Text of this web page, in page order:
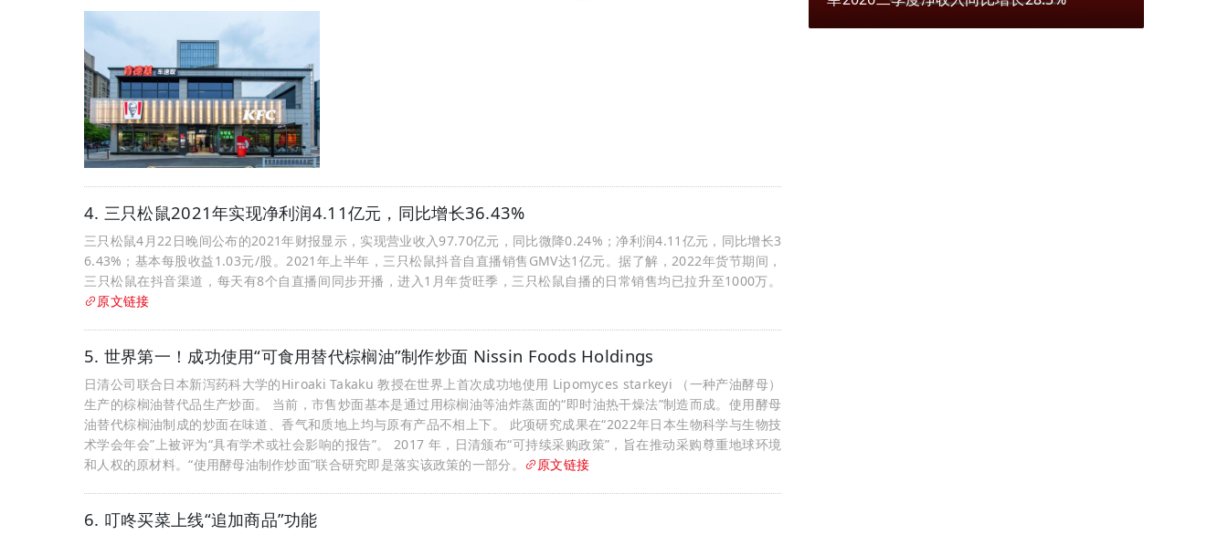
4. 三只松鼠2021年实现净利润4.11亿元，同比增长36.43%
三只松鼠4月22日晚间公布的2021年财报显示，实现营业收入97.70亿元，同比微降0.24%；净利润4.11亿元，同比增长3
6.43%；基本每股收益1.03元/股。2021年上半年，三只松鼠抖音自直播销售GMV达1亿元。据了解，2022年货节期间，
三只松鼠在抖音渠道，每天有8个自直播间同步开播，进入1月年货旺季，三只松鼠自播的日常销售均已拉升至1000万。
原文链接
5. 世界第一！成功使用“可食用替代棕榈油”制作炒面 Nissin Foods Holdings
日清公司联合日本新泻药科大学的Hiroaki Takaku 教授在世界上首次成功地使用 Lipomyces starkeyi （一种产油酵母）
生产的棕榈油替代品生产炒面。 当前，市售炒面基本是通过用棕榈油等油炸蒸面的“即时油热干燥法”制造而成。使用酵母
油替代棕榈油制成的炒面在味道、香气和质地上均与原有产品不相上下。 此项研究成果在“2022年日本生物科学与生物技
术学会年会”上被评为“具有学术或社会影响的报告”。 2017 年，日清颁布“可持续采购政策”，旨在推动采购尊重地球环境
和人权的原材料。“使用酵母油制作炒面”联合研究即是落实该政策的一部分。
原文链接
6. 叮咚买菜上线“追加商品”功能